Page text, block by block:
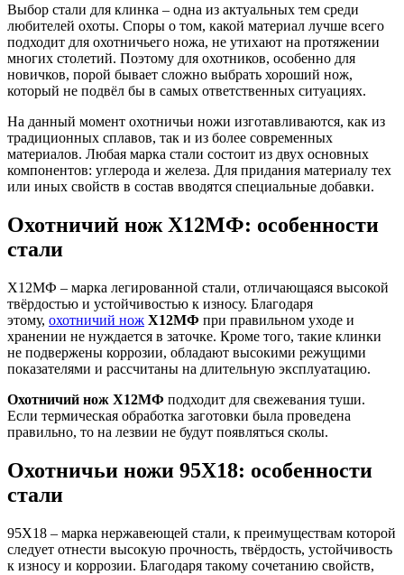
Выбор стали для клинка – одна из актуальных тем среди
любителей охоты. Споры о том, какой материал лучше всего
подходит для охотничьего ножа, не утихают на протяжении
многих столетий. Поэтому для охотников, особенно для
новичков, порой бывает сложно выбрать хороший нож,
который не подвёл бы в самых ответственных ситуациях.
На данный момент охотничьи ножи изготавливаются, как из
традиционных сплавов, так и из более современных
материалов. Любая марка стали состоит из двух основных
компонентов: углерода и железа. Для придания материалу тех
или иных свойств в состав вводятся специальные добавки.
Охотничий нож Х12МФ: особенности
стали
Х12МФ – марка легированной стали, отличающаяся высокой
твёрдостью и устойчивостью к износу. Благодаря
этому, охотничий нож Х12МФ при правильном уходе и
хранении не нуждается в заточке. Кроме того, такие клинки
не подвержены коррозии, обладают высокими режущими
показателями и рассчитаны на длительную эксплуатацию.
Охотничий нож Х12МФ подходит для свежевания туши.
Если термическая обработка заготовки была проведена
правильно, то на лезвии не будут появляться сколы.
Охотничьи ножи 95Х18: особенности
стали
95Х18 – марка нержавеющей стали, к преимуществам которой
следует отнести высокую прочность, твёрдость, устойчивость
к износу и коррозии. Благодаря такому сочетанию свойств,